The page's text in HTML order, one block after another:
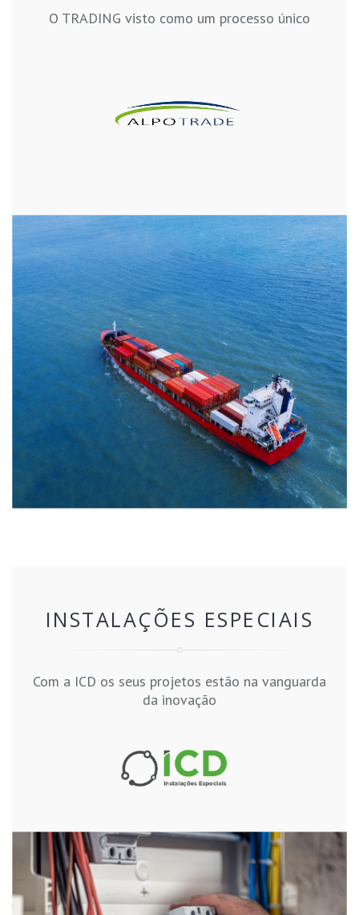
O TRADING visto como um processo único
INSTALAÇÕES ESPECIAIS
Com a ICD os seus projetos estão na vanguarda
da inovação